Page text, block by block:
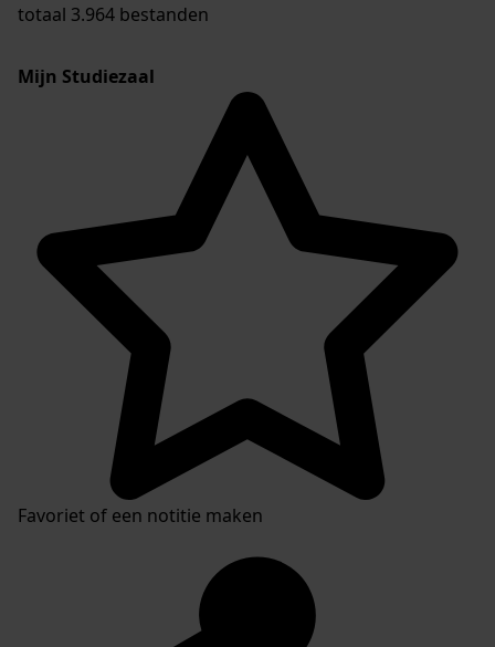
totaal 3.964 bestanden
Mijn Studiezaal
Favoriet of een notitie maken